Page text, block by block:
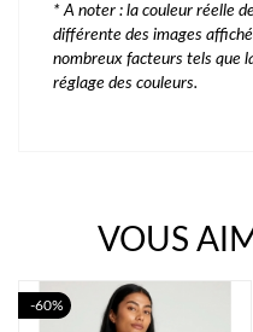
* A noter : la couleur réelle
différente des images
nombreux facteurs tels que
réglage des couleurs.
VOUS
-60%